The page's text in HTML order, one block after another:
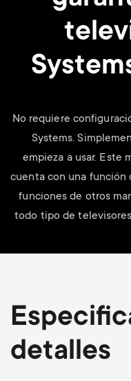
No requiere
Systems.
empieza a usar. Este
cuenta con una función
funciones de otros
todo tipo de televisores
detalles